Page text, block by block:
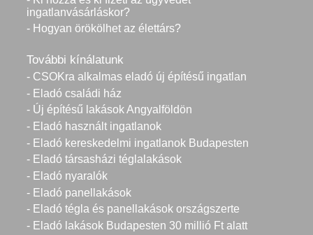
ingatlanvásárláskor?
- Hogyan örökölhet az élettárs?
További kínálatunk
- CSOKra alkalmas eladó új építésű ingatlan
- Eladó családi ház
- Új építésű lakások Angyalföldön
- Eladó használt ingatlanok
- Eladó kereskedelmi ingatlanok Budapesten
- Eladó társasházi téglalakások
- Eladó nyaralók
- Eladó panellakások
- Eladó tégla és panellakások országszerte
- Eladó lakások Budapesten 30 millió Ft alatt